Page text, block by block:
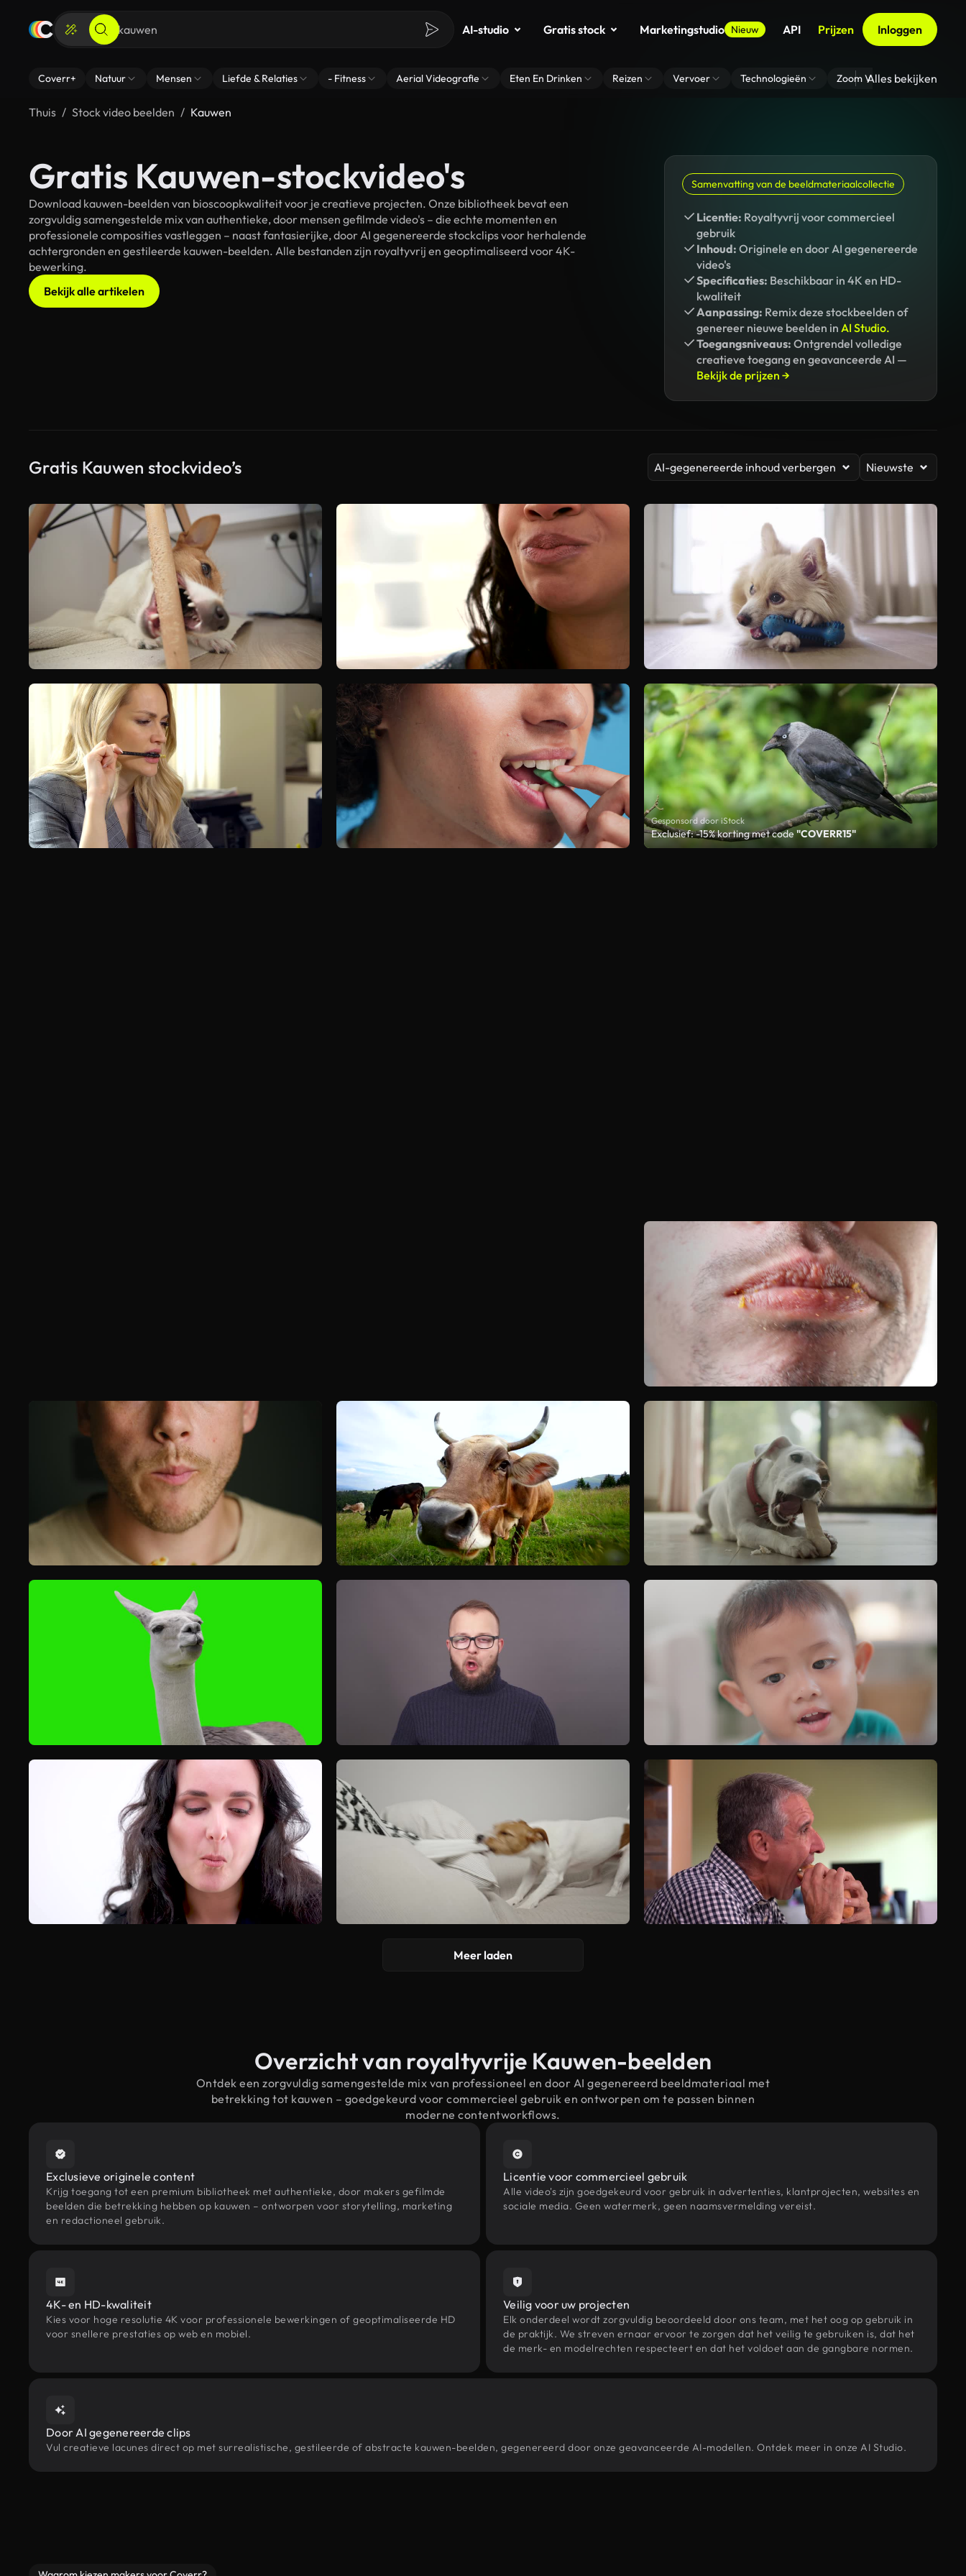
AI-studio Gratis stock Marketingstudio Nieuw API Prijzen Inloggen
Coverr+ Natuur Mensen Liefde & Relaties - Fitness Aerial Videografie Eten En Drinken Reizen Vervoer Technologieën Zoom Virtuele
Alles bekijken
Thuis Stock video beelden Kauwen
Gratis Kauwen-stockvideo's
Download kauwen-beelden van bioscoopkwaliteit voor je creatieve projecten. Onze bibliotheek bevat een
zorgvuldig samengestelde mix van authentieke, door mensen gefilmde video's – die echte momenten en
professionele composities vastleggen – naast fantasierijke, door AI gegenereerde stockclips voor herhalende
achtergronden en gestileerde kauwen-beelden. Alle bestanden zijn royaltyvrij en geoptimaliseerd voor 4K-
bewerking.
Bekijk alle artikelen
Samenvatting van de beeldmateriaalcollectie
Licentie: Royaltyvrij voor commercieel
gebruik
Inhoud: Originele en door AI gegenereerde
video's
Specificaties: Beschikbaar in 4K en HD-
kwaliteit
Aanpassing: Remix deze stockbeelden of
genereer nieuwe beelden in AI Studio.
Toegangsniveaus: Ontgrendel volledige
creatieve toegang en geavanceerde AI —
Bekijk de prijzen →
Gratis Kauwen stockvideo’s AI-gegenereerde inhoud verbergen Nieuwste
Gesponsord door iStock
Exclusief: -15% korting met code "COVERR15"
Meer laden
Overzicht van royaltyvrije Kauwen-beelden
Ontdek een zorgvuldig samengestelde mix van professioneel en door AI gegenereerd beeldmateriaal met
betrekking tot kauwen – goedgekeurd voor commercieel gebruik en ontworpen om te passen binnen
moderne contentworkflows.
Exclusieve originele content
Krijg toegang tot een premium bibliotheek met authentieke, door makers gefilmde
beelden die betrekking hebben op kauwen – ontworpen voor storytelling, marketing
en redactioneel gebruik.
Licentie voor commercieel gebruik
Alle video's zijn goedgekeurd voor gebruik in advertenties, klantprojecten, websites en
sociale media. Geen watermerk, geen naamsvermelding vereist.
4K- en HD-kwaliteit
Kies voor hoge resolutie 4K voor professionele bewerkingen of geoptimaliseerde HD
voor snellere prestaties op web en mobiel.
Veilig voor uw projecten
Elk onderdeel wordt zorgvuldig beoordeeld door ons team, met het oog op gebruik in
de praktijk. We streven ernaar ervoor te zorgen dat het veilig te gebruiken is, dat het
de merk- en modelrechten respecteert en dat het voldoet aan de gangbare normen.
Door AI gegenereerde clips
Vul creatieve lacunes direct op met surrealistische, gestileerde of abstracte kauwen-beelden, gegenereerd door onze geavanceerde AI-modellen. Ontdek meer in onze AI Studio.